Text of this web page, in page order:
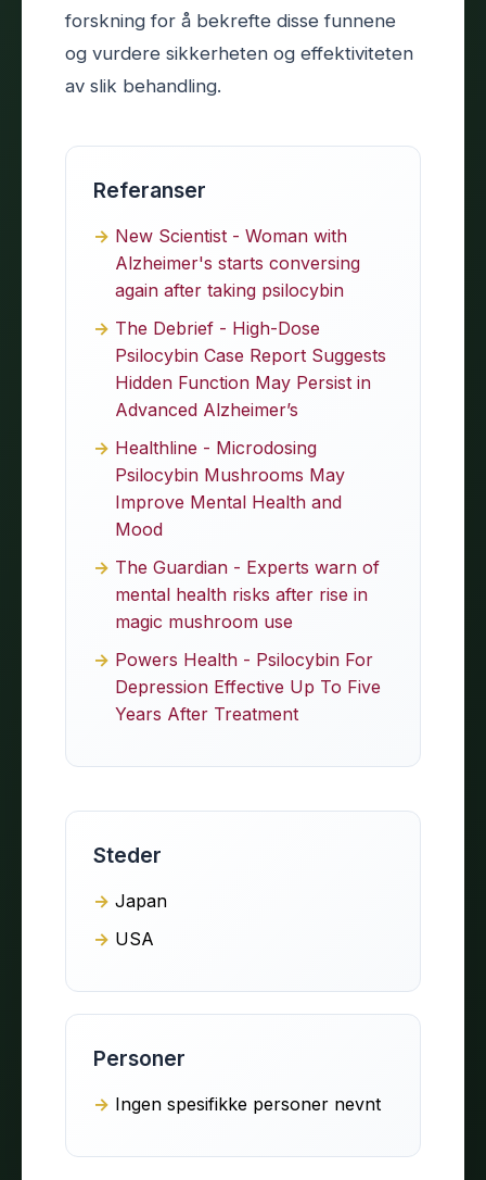
forskning for å bekrefte disse funnene
og vurdere sikkerheten og effektiviteten
av slik behandling.
Referanser
New Scientist - Woman with
Alzheimer's starts conversing
again after taking psilocybin
The Debrief - High-Dose
Psilocybin Case Report Suggests
Hidden Function May Persist in
Advanced Alzheimer’s
Healthline - Microdosing
Psilocybin Mushrooms May
Improve Mental Health and
Mood
The Guardian - Experts warn of
mental health risks after rise in
magic mushroom use
Powers Health - Psilocybin For
Depression Effective Up To Five
Years After Treatment
Steder
Japan
USA
Personer
Ingen spesifikke personer nevnt